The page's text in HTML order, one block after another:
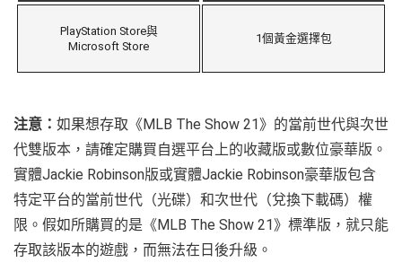
PlayStation Store與
Microsoft Store
1個黃金選擇包
注意： 如果想存取《MLB The Show 21》的當前世代與次世
代雙版本，請確定購買自選平台上的收藏版或數位豪華版。
實體Jackie Robinson版或實體Jackie Robinson豪華版包含
特定平台的當前世代（光碟）和次世代（兌換下載碼）權
限。假如所購買的是《MLB The Show 21》標準版，就只能
存取該版本的遊戲，而無法在日後升級。